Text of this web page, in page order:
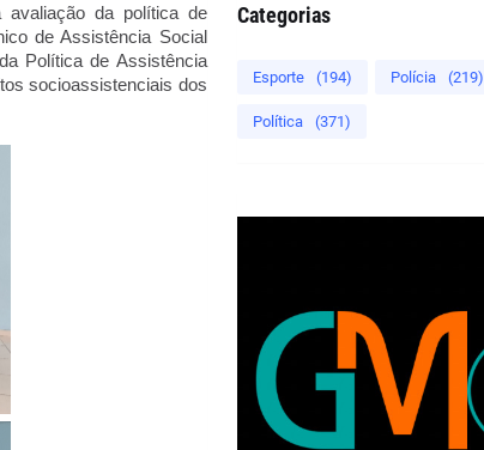
da política de
de Assistência Social
Política de Assistência
socioassistenciais dos
Categorias
Esporte (194) Polícia (219)
Política (371)